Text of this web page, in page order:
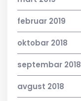
februar 2019
oktobar 2018
septembar 2018
avgust 2018